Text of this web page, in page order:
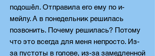
подошёл. Отправила его ему по и-
мейлу. А в понедельник решилась
позвонить. Почему решилась? Потому
что это всегда для меня непросто. Из-
за пустоты в голове, из-за замедленной